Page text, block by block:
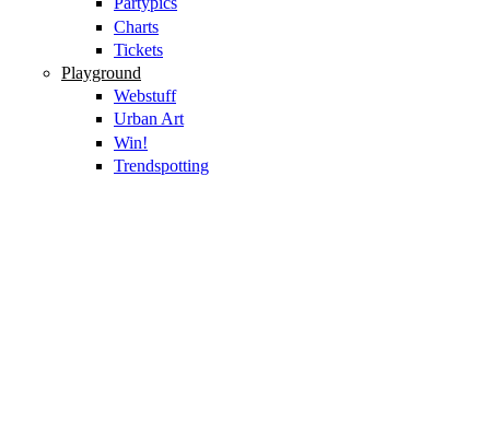
Charts
Tickets
Playground
Webstuff
Urban Art
Win!
Trendspotting